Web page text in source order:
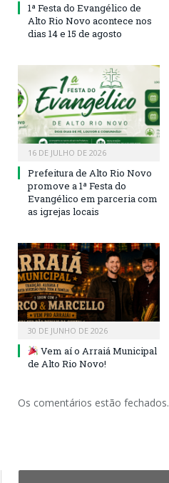
1ª Festa do Evangélico de
Alto Rio Novo acontece nos
dias 14 e 15 de agosto
16 DE JULHO DE 2026
Prefeitura de Alto Rio Novo
promove a 1ª Festa do
Evangélico em parceria com
as igrejas locais
30 DE JUNHO DE 2026
Vem aí o Arraiá Municipal
de Alto Rio Novo!
Os comentários estão fechados.